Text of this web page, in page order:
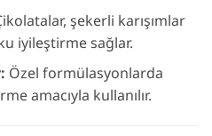
şekerli karışımlar
iyileştirme sağlar.
Özel formülasyonlarda
amacıyla kullanılır.